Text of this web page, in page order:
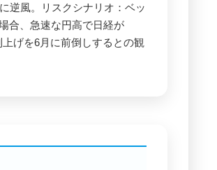
逆風。リスクシナリオ：ベッ
合、急速な円高で日経が
げを6月に前倒しするとの観